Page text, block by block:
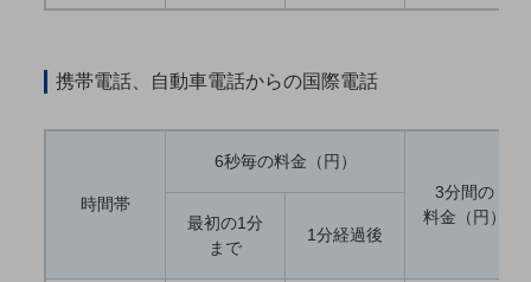
運用管理
課題・ニーズで探すTOP
コミュニケーション・情報共有
携帯電話、自動車電話からの国際電話
時間帯
6秒毎の料金（円）
3分間の
料金（円）
最初の1分
まで
1分経過後